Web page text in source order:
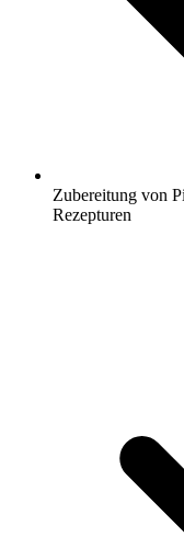
Zubereitung von
Rezepturen